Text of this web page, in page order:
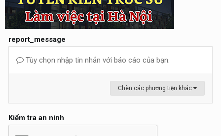
report_message
Tùy chọn nhập tin nhắn với báo cáo của bạn.
Chèn các phương tiện khác
Kiểm tra an ninh